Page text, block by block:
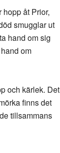
åt Prior,
smugglar ut
hand om sig
om
och kärlek. Det
finns det
tillsammans